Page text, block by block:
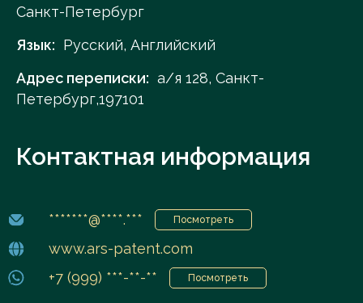
Санкт-Петербург
Язык: Русский, Английский
Адрес переписки: а/я 128, Санкт-
Петербург,197101
Контактная информация
*******@****.*** Посмотреть
www.ars-patent.com
+7 (999) ***-**-**
Посмотреть